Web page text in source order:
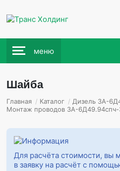
меню
Шайба
Главная / Каталог / Дизель 3А-
Монтаж проводов 3А-
Для расчёта стоимости, вы
в заявку на расчёт с